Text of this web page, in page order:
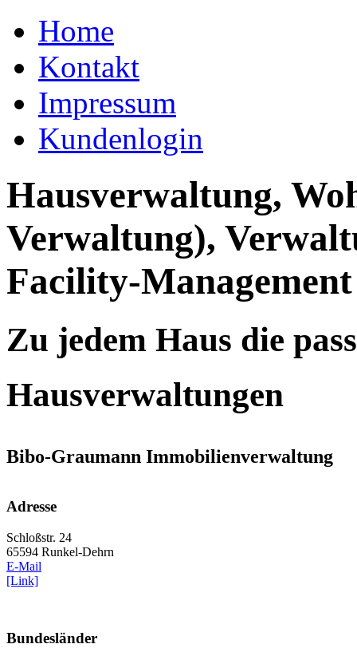
Home
Kontakt
Impressum
Kundenlogin
Hausverwaltung,
Verwaltung),
Facility-Management
Zu jedem Haus die
Hausverwaltungen
Bibo-Graumann Immobilienverwaltung
Adresse
Schloßstr. 24
65594 Runkel-Dehrn
E-Mail
[Link]
Bundesländer